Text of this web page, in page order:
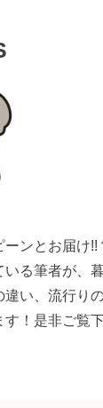
ンとお届け
いる筆者が、
違い、流行り
！是非ご覧下